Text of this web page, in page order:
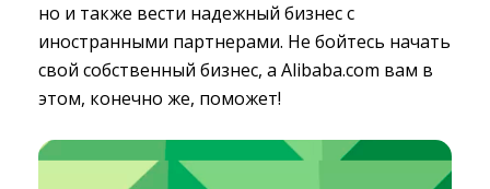
но и также вести надежный бизнес с
иностранными партнерами. Не бойтесь начать
свой собственный бизнес, а Alibaba.com вам в
этом, конечно же, поможет!